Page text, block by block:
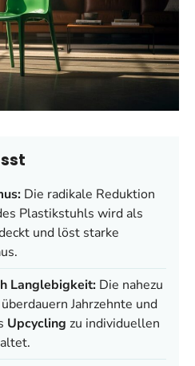
Die radikale Reduktion
Plastikstuhls wird als
und löst starke
Langlebigkeit: Die nahezu
Jahrzehnte und
Upcycling zu individuellen